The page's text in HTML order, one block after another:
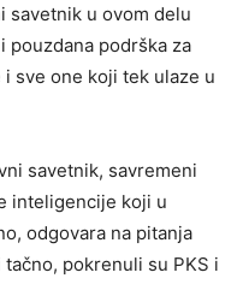
savetnik u ovom delu
pouzdana podrška za
sve one koji tek ulaze u
savetnik, savremeni
inteligencije koji u
odgovara na pitanja
pokrenuli su PKS i